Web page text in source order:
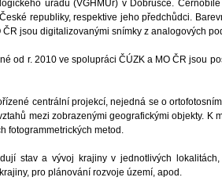
úřadu (VGHMÚř) v Dobrušce.
republiky, respektive jeho předchůdci.
jsou digitalizovanými snímky z analogových
od r. 2010 ve spolupráci ČÚZK a MO ČR jsou
centrální projekcí, nejedná se o
mezi zobrazenými geografickými objekty. K
fotogrammetrických metod.
stav a vývoj krajiny v jednotlivých
pro plánování rozvoje území, apod.